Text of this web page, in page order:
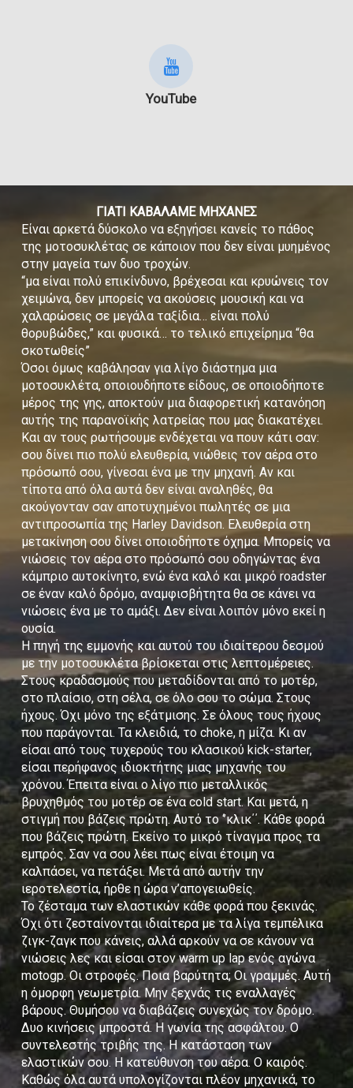
YouTube
ΓΙΑΤΙ ΚΑΒΑΛΑΜΕ ΜΗΧΑΝΕΣ
Είναι αρκετά δύσκολο να εξηγήσει κανείς το πάθος
της μοτοσυκλέτας σε κάποιον που δεν είναι μυημένος
στην μαγεία των δυο τροχών.
“μα είναι πολύ επικίνδυνο, βρέχεσαι και κρυώνεις τον
χειμώνα, δεν μπορείς να ακούσεις μουσική και να
χαλαρώσεις σε μεγάλα ταξίδια… είναι πολύ
θορυβώδες,” και φυσικά… το τελικό επιχείρημα “θα
σκοτωθείς”
Όσοι όμως καβάλησαν για λίγο διάστημα μια
μοτοσυκλέτα, οποιουδήποτε είδους, σε οποιοδήποτε
μέρος της γης, αποκτούν μια διαφορετική κατανόηση
αυτής της παρανοϊκής λατρείας που μας διακατέχει.
Και αν τους ρωτήσουμε ενδέχεται να πουν κάτι σαν:
σου δίνει πιο πολύ ελευθερία, νιώθεις τον αέρα στο
πρόσωπό σου, γίνεσαι ένα με την μηχανή. Αν και
τίποτα από όλα αυτά δεν είναι αναληθές, θα
ακούγονταν σαν αποτυχημένοι πωλητές σε μια
αντιπροσωπία της Harley Davidson. Ελευθερία στη
μετακίνηση σου δίνει οποιοδήποτε όχημα. Μπορείς να
νιώσεις τον αέρα στο πρόσωπό σου οδηγώντας ένα
κάμπριο αυτοκίνητο, ενώ ένα καλό και μικρό roadster
σε έναν καλό δρόμο, αναμφισβήτητα θα σε κάνει να
νιώσεις ένα με το αμάξι. Δεν είναι λοιπόν μόνο εκεί η
ουσία.
Η πηγή της εμμονής και αυτού του ιδιαίτερου δεσμού
με την μοτοσυκλέτα βρίσκεται στις λεπτομέρειες.
Στους κραδασμούς που μεταδίδονται από το μοτέρ,
στο πλαίσιο, στη σέλα, σε όλο σου το σώμα. Στους
ήχους. Όχι μόνο της εξάτμισης. Σε όλους τους ήχους
που παράγονται. Τα κλειδιά, το choke, η μίζα. Κι αν
είσαι από τους τυχερούς του κλασικού kick-starter,
είσαι περήφανος ιδιοκτήτης μιας μηχανής του
χρόνου. Έπειτα είναι ο λίγο πιο μεταλλικός
βρυχηθμός του μοτέρ σε ένα cold start. Και μετά, η
στιγμή που βάζεις πρώτη. Αυτό το ‘’κλικ΄΄. Κάθε φορά
που βάζεις πρώτη. Εκείνο το μικρό τίναγμα προς τα
εμπρός. Σαν να σου λέει πως είναι έτοιμη να
καλπάσει, να πετάξει. Μετά από αυτήν την
ιεροτελεστία, ήρθε η ώρα ν’απογειωθείς.
Το ζέσταμα των ελαστικών κάθε φορά που ξεκινάς.
Όχι ότι ζεσταίνονται ιδιαίτερα με τα λίγα τεμπέλικα
ζιγκ-ζαγκ που κάνεις, αλλά αρκούν να σε κάνουν να
νιώσεις λες και είσαι στον warm up lap ενός αγώνα
motogp. Οι στροφές. Ποια βαρύτητα; Οι γραμμές. Αυτή
η όμορφη γεωμετρία. Μην ξεχνάς τις εναλλαγές
βάρους. Θυμήσου να διαβάζεις συνεχώς τον δρόμο.
Δυο κινήσεις μπροστά. Η γωνία της ασφάλτου. Ο
συντελεστής τριβής της. Η κατάσταση των
ελαστικών σου. Η κατεύθυνση του αέρα. Ο καιρός.
Καθώς όλα αυτά υπολογίζονται πλέον μηχανικά, το